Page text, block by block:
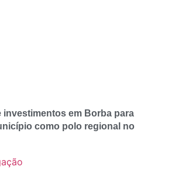
investimentos em Borba para
como polo regional no